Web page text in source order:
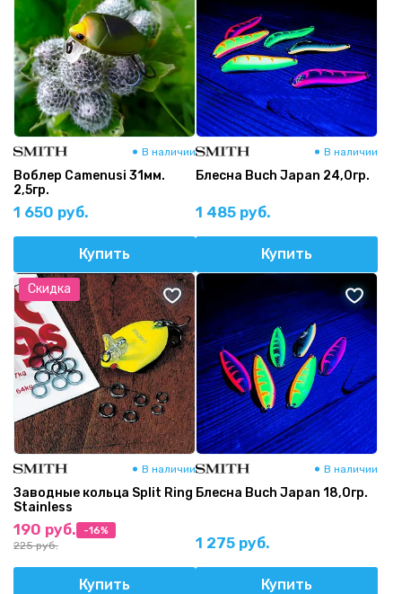
В наличии
Воблер Camenusi 31мм.
2,5гр.
1 650 руб.
Купить
В наличии
Блесна Buch Japan 24,0гр.
1 485 руб.
Купить
Скидка
В наличии
Заводные кольца Split Ring
Stainless
190 руб.
225 руб.
-16%
Купить
В наличии
Блесна Buch Japan 18,0гр.
1 275 руб.
Купить